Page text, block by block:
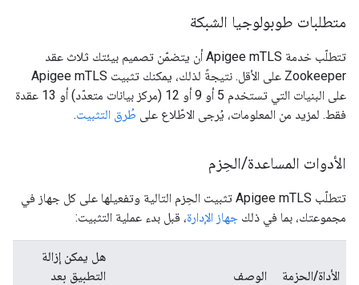
متطلبات طوبولوجيا الشبكة
تتطلّب خدمة Apigee mTLS أن يتضمّن تصميم بيئتك ثلاث عقد
Zookeeper على الأقل. نتيجةً لذلك، يمكنك تثبيت Apigee mTLS
على البنيات التي تستخدم 5 أو 9 أو 12 (مركز بيانات متعدّد) أو 13 عقدة
فقط. لمزيد من المعلومات، يُرجى الاطّلاع على طُرق التثبيت.
الأدوات المساعدة/الحِزم
تتطلّب Apigee mTLS تثبيت الحِزم التالية وتفعيلها على كل جهاز في
مجموعتك، بما في ذلك جهاز الإدارة، قبل بدء عملية التثبيت:
الأداة/الحزمة الوصف
هل يمكن إزالة
التطبيق بعد